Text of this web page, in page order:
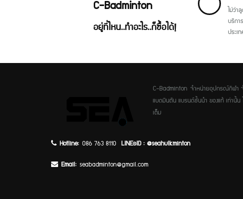
C-Badminton
อยู่ที่ไหน..ทำอะไร..ก็ซื้อได้!
ไม่ว่า
บริกา
ประเ
C-Badminton จำหน่ายอุปกรณ์กีฬา
แบดมินตัน แบรนด์ชั้นนำ ของแท้ เท่านั้น
เต็ม
Hotline: 086 763 8110 LINE๑ID : @seahulkminton
Email: seabadminton@gmail.com